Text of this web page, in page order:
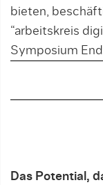
bieten,
“arbeitskreis
Symposium
Das Potential,